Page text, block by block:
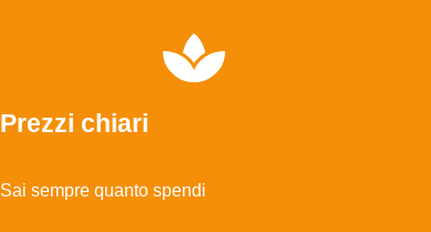
Prezzi chiari
Sai sempre quanto spendi